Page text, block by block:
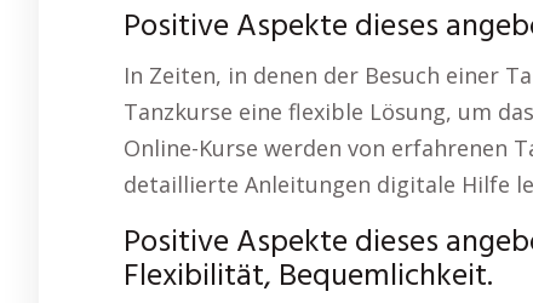
Positive Aspekte dieses
In Zeiten, in denen der Besuch einer
Tanzkurse eine flexible Lösung, um
Online-Kurse werden von erfahrenen
detaillierte Anleitungen digitale Hilfe
Positive Aspekte dieses
Flexibilität, Bequemlichkeit.